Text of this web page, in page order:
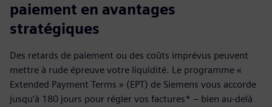
paiement en avantages
stratégiques
Des retards de paiement ou des coûts imprévus peuvent
mettre à rude épreuve votre liquidité. Le programme «
Extended Payment Terms » (EPT) de Siemens vous accorde
jusqu’à 180 jours pour régler vos factures* – bien au-delà